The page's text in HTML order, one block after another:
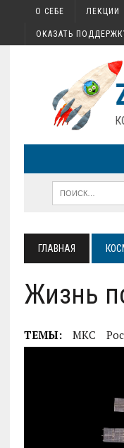
О СЕБЕ ЛЕКЦИИ
ОКАЗАТЬ
ГЛАВНАЯ
Жизнь
ТЕМЫ: МКС